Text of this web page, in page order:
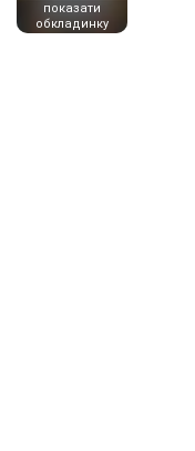
показати
обкладинку